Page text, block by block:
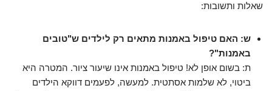
שאלות ותשובות:
ש: האם טיפול באמנות מתאים רק לילדים ש"טובים
באמנות"?
ת: בשום אופן לא! טיפול באמנות אינו שיעור ציור. המטרה היא
ביטוי, לא שלמות אסתטית. למעשה, לפעמים דווקא הילדים